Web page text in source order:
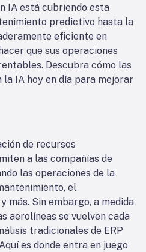
IA está cubriendo esta
predictivo hasta la
eficiente en
que sus operaciones
Descubra cómo las
IA hoy en día para mejorar
de recursos
a las compañías de
las operaciones de la
el
más. Sin embargo, a medida
aerolíneas se vuelven cada
tradicionales de ERP
es donde entra en juego